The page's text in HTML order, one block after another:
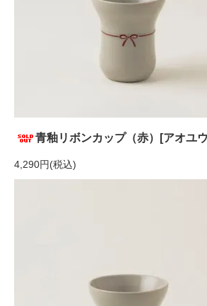
青釉リボンカップ（赤）[アオユ
4,290円(税込)